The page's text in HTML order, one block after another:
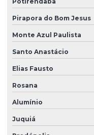
Pirapora do Bom Jesus
Monte Azul Paulista
Santo Anastácio
Elias Fausto
Rosana
Alumínio
Juquiá